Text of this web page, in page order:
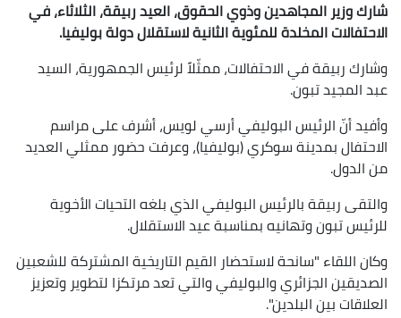
شارك وزير المجاهدين وذوي الحقوق، العيد ربيقة، الثلاثاء، في
الاحتفالات المخلدة للمئوية الثانية لاستقلال دولة بوليفيا.
وشارك ربيقة في الاحتفالات، ممثّلاً لرئيس الجمهورية، السيد
عبد المجيد تبون.
وأفيد أنّ الرئيس البوليفي أرسي لويس، أشرف على مراسم
الاحتفال بمدينة سوكري (بوليفيا)، وعرفت حضور ممثلي العديد
من الدول.
والتقى ربيقة بالرئيس البوليفي الذي بلغه التحيات الأخوية
للرئيس تبون وتهانيه بمناسبة عيد الاستقلال.
وكان اللقاء "سانحة لاستحضار القيم التاريخية المشتركة للشعبين
الصديقين الجزائري والبوليفي والتي تعد مرتكزا لتطوير وتعزيز
العلاقات بين البلدين".